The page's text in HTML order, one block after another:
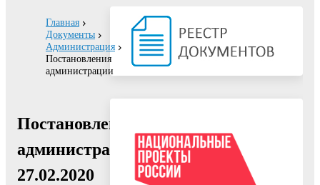
Главная
Документы
Администрация
Постановления
администрации
Постановление
администрации
27.02.2020